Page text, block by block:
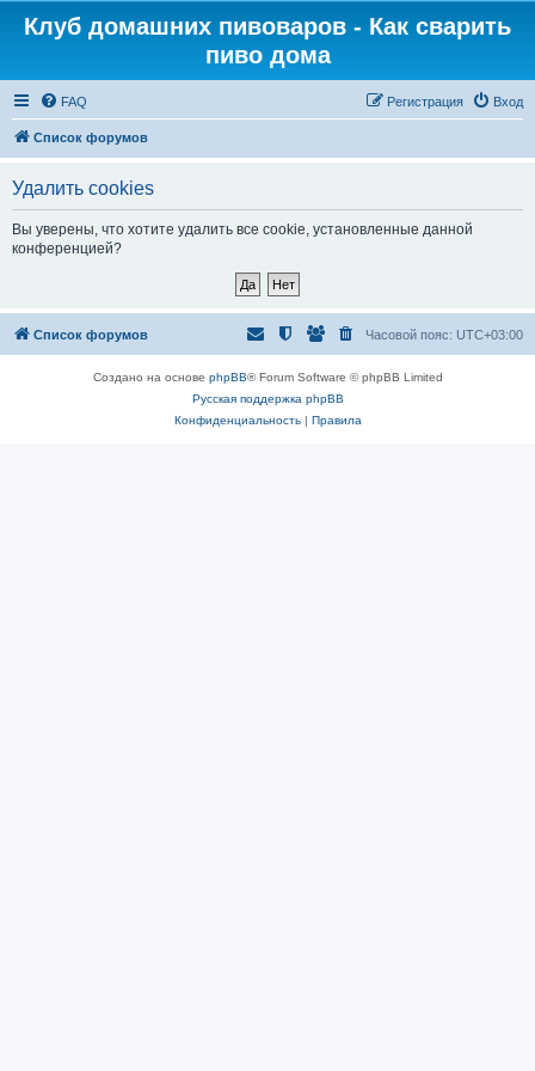
Клуб домашних пивоваров - Как cварить
пиво дома
FAQ Вход
Регистрация
Список форумов
Удалить cookies
Вы уверены, что хотите удалить все cookie, установленные данной
конференцией?
Список форумов Часовой пояс: UTC+03:00
Создано на основе phpBB® Forum Software © phpBB Limited
Русская поддержка phpBB
Конфиденциальность| Правила